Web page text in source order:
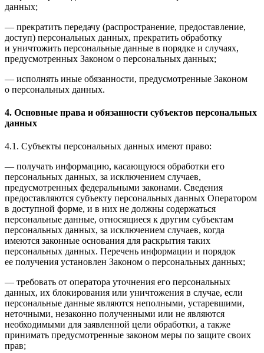
данных;
— прекратить передачу (распространение, предоставление,
доступ) персональных данных, прекратить обработку
и уничтожить персональные данные в порядке и случаях,
предусмотренных Законом о персональных данных;
— исполнять иные обязанности, предусмотренные Законом
о персональных данных.
4. Основные права и обязанности субъектов персональных
данных
4.1. Субъекты персональных данных имеют право:
— получать информацию, касающуюся обработки его
персональных данных, за исключением случаев,
предусмотренных федеральными законами. Сведения
предоставляются субъекту персональных данных Оператором
в доступной форме, и в них не должны содержаться
персональные данные, относящиеся к другим субъектам
персональных данных, за исключением случаев, когда
имеются законные основания для раскрытия таких
персональных данных. Перечень информации и порядок
ее получения установлен Законом о персональных данных;
— требовать от оператора уточнения его персональных
данных, их блокирования или уничтожения в случае, если
персональные данные являются неполными, устаревшими,
неточными, незаконно полученными или не являются
необходимыми для заявленной цели обработки, а также
принимать предусмотренные законом меры по защите своих
прав;